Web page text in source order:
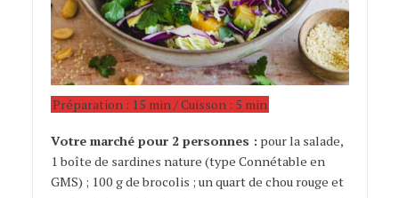
Préparation : 15 min / Cuisson : 5 min
Votre marché pour 2 personnes : pour la salade,
1 boîte de sardines nature (type Connétable en
GMS) ; 100 g de brocolis ; un quart de chou rouge et